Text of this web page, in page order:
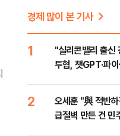
경제 많이 본 기사
1
"실리콘밸리 출
투협, 챗GPT·파
2
오세훈 "與 적반
급절벽 만든 건 민